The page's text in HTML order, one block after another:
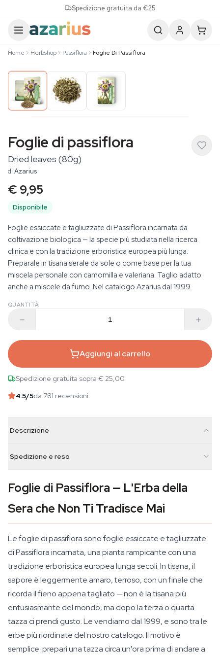
Spedizione gratuita da €25
Home Herbshop Passiflora Foglie Di Passiflora
Foglie di passiflora
Dried leaves (80g)
di Azarius
€ 9,95
Disponibile
Foglie essiccate e tagliuzzate di Passiflora incarnata da
coltivazione biologica — la specie più studiata nella ricerca
clinica e con la tradizione erboristica europea più lunga.
Preparale in tisana serale da sole o come base per la tua
miscela personale con camomilla e valeriana. Taglio adatto
anche a miscele da fumo. Nel catalogo Azarius dal 1999.
QUANTITÀ
Aggiungi al carrello
Spedizione gratuita sopra € 25,00
4.5/5da 781 recensioni
Descrizione
Spedizione e reso
Foglie di Passiflora — L'Erba della
Sera che Non Ti Tradisce Mai
Le foglie di passiflora sono foglie essiccate e tagliuzzate
diPassiflora incarnata, una pianta rampicante con una
tradizione erboristica europea lunga secoli. In tisana, il
sapore è leggermente amaro, terroso, con un finale che
ricorda il fieno appena tagliato — non è la tisana più
entusiasmante del mondo, ma dopo la terza o quarta
tazza ci prendi gusto. Le vendiamo dal 1999, e sono tra le
erbe più riordinate del nostro catalogo. Il motivo è
semplice: prepari una tazza circa un'ora prima di andare a